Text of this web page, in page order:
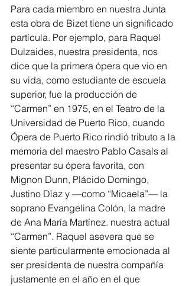
Para cada miembro en nuestra Junta
esta obra de Bizet tiene un significado
partícula. Por ejemplo, para Raquel
Dulzaides, nuestra presidenta, nos
dice que la primera ópera que vio en
su vida, como estudiante de escuela
superior, fue la producción de
“Carmen” en 1975, en el Teatro de la
Universidad de Puerto Rico, cuando
Ópera de Puerto Rico rindió tributo a la
memoria del maestro Pablo Casals al
presentar su ópera favorita, con
Mignon Dunn, Plácido Domingo,
Justino Díaz y —como “Micaela”— la
soprano Evangelina Colón, la madre
de Ana María Martínez. nuestra actual
“Carmen”. Raquel asevera que se
siente particularmente emocionada al
ser presidenta de nuestra compañía
justamente en el año en el que